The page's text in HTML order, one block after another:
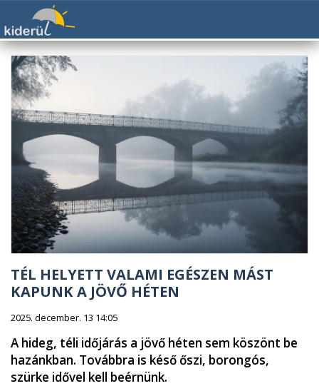
TÉL HELYETT VALAMI EGÉSZEN MÁST
KAPUNK A JÖVŐ HÉTEN
2025. december. 13 14:05
A hideg, téli időjárás a jövő héten sem köszönt be
hazánkban. Továbbra is késő őszi, borongós,
szürke idővel kell beérnünk.